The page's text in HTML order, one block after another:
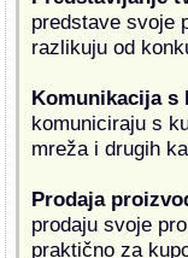
predstave svoje
razlikuju od
Komunikacija s
komuniciraju s
mreža i drugih
Prodaja
prodaju svoje
praktično za